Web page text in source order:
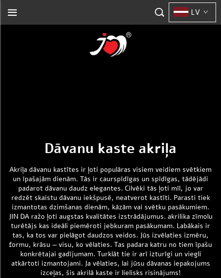
LV
Dāvanu kaste akriļa
Akriļa dāvanu kastītes ir ļoti populāras visiem veidiem svētkiem
un īpašajām dienām. Tās ir caurspīdīgas un spīdīgas, tādējādi
padarot dāvanu daudz elegantes. Cilvēki tās ļoti mīl, jo var
redzēt skaistu dāvanu iekšpusē, neatverot kastīti. Parasti tiek
izmantotas dzimšanas dienām, kāzām vai svētku pasākumiem.
JIN DA ražo ļoti augstas kvalitātes izstrādājumus. akrilika zīmolu
turētājs kas ideāli piemēroti jebkuram pasākumam. Labākais ir
tas, ka tos var pielāgot daudzos veidos. Jūs izvēlaties izmēru,
formu, krāsu — visu, ko vēlaties. Tas padara katru no tiem īpašu
konkrētajai gadījumam. Turklāt tie ir arī izturīgi un viegli
atkārtoti izmantojami. Ja vēlaties, lai jūsu dāvanas iepakojums
izceļas, šis akrilā kaste ir lielisks risinājums!